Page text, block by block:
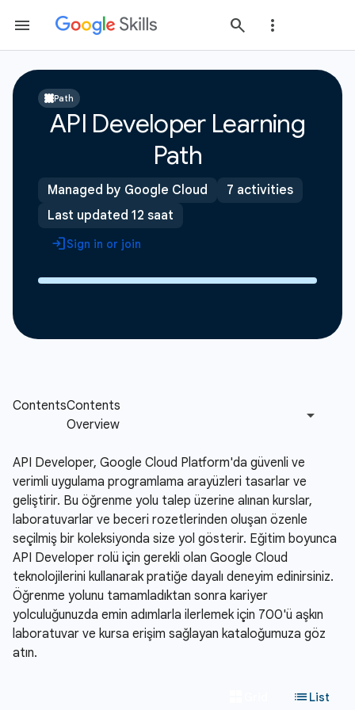
Path
API Developer Learning
Path
Managed by Google Cloud
7 activities
Last updated 12 saat
Sign in or join
API Developer, Google Cloud Platform'da güvenli ve
verimli uygulama programlama arayüzleri tasarlar ve
geliştirir. Bu öğrenme yolu talep üzerine alınan kurslar,
laboratuvarlar ve beceri rozetlerinden oluşan özenle
seçilmiş bir koleksiyonda size yol gösterir. Eğitim boyunca
API Developer rolü için gerekli olan Google Cloud
teknolojilerini kullanarak pratiğe dayalı deneyim edinirsiniz.
Öğrenme yolunu tamamladıktan sonra kariyer
yolculuğunuzda emin adımlarla ilerlemek için 700'ü aşkın
laboratuvar ve kursa erişim sağlayan kataloğumuza göz
atın.